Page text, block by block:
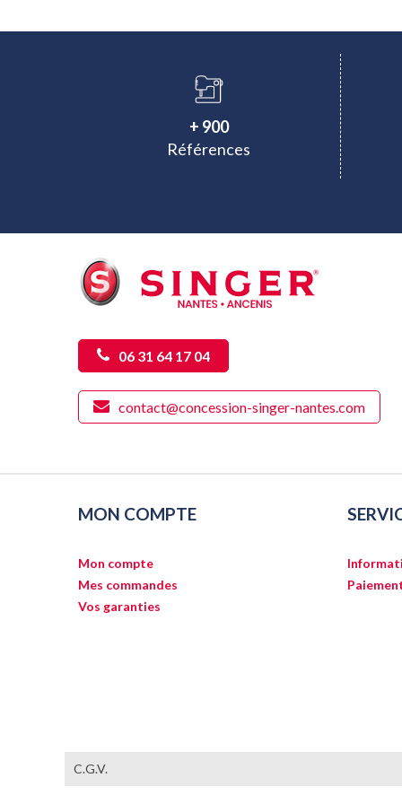
+ 900
Références
06 31 64 17 04
contact@concession-singer-nantes.com
MON COMPTE
Mon compte
Mes commandes
Vos garanties
C.G.V.